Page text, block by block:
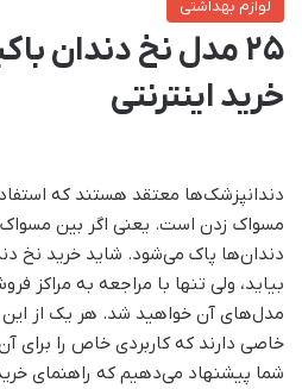
لوازم بهداشتی
25 مدل نخ دندان
خرید اینترنتی
دندانپزشک‌ها معتقد هستند که
مسواک زدن است. یعنی اگر بین
دندان‌ها پاک می‌شود. شاید خرید نخ
بیاید، ولی تنها با مراجعه به مراکز
مدل‌های آن خواهید شد. هر یک از این
خاصی دارند که کاربردی خاص را برای
شما پیشنهاد می‌دهیم که راهنمای